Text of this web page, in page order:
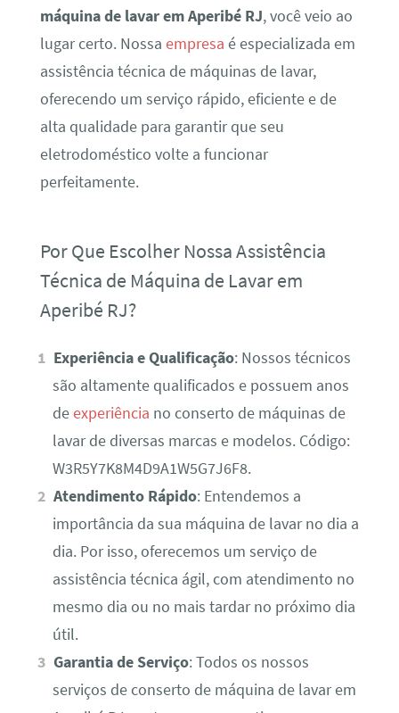
máquina de lavar em Aperibé RJ, você veio ao
lugar certo. Nossa empresa é especializada em
assistência técnica de máquinas de lavar,
oferecendo um serviço rápido, eficiente e de
alta qualidade para garantir que seu
eletrodoméstico volte a funcionar
perfeitamente.
Por Que Escolher Nossa Assistência
Técnica de Máquina de Lavar em
Aperibé RJ?
Experiência e Qualificação: Nossos técnicos
são altamente qualificados e possuem anos
deexperiência no conserto de máquinas de
lavar de diversas marcas e modelos. Código:
W3R5Y7K8M4D9A1W5G7J6F8.
Atendimento Rápido: Entendemos a
importância da sua máquina de lavar no dia a
dia. Por isso, oferecemos um serviço de
assistência técnica ágil, com atendimento no
mesmo dia ou no mais tardar no próximo dia
útil.
Garantia de Serviço: Todos os nossos
serviços de conserto de máquina de lavar em